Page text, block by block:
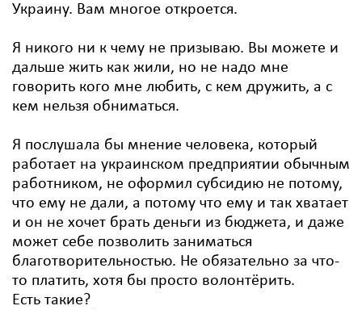
Украину. Вам многое откроется.
Я никого ни к чему не призываю. Вы можете и
дальше жить как жили, но не надо мне
говорить кого мне любить, с кем дружить, а с
кем нельзя обниматься.
Я послушала бы мнение человека, который
работает на украинском предприятии обычным
работником, не оформил субсидию не потому,
что ему не дали, а потому что ему и так хватает
и он не хочет брать деньги из бюджета, и даже
может себе позволить заниматься
благотворительностью. Не обязательно за что-
то платить, хотя бы просто волонтёрить.
Есть такие?